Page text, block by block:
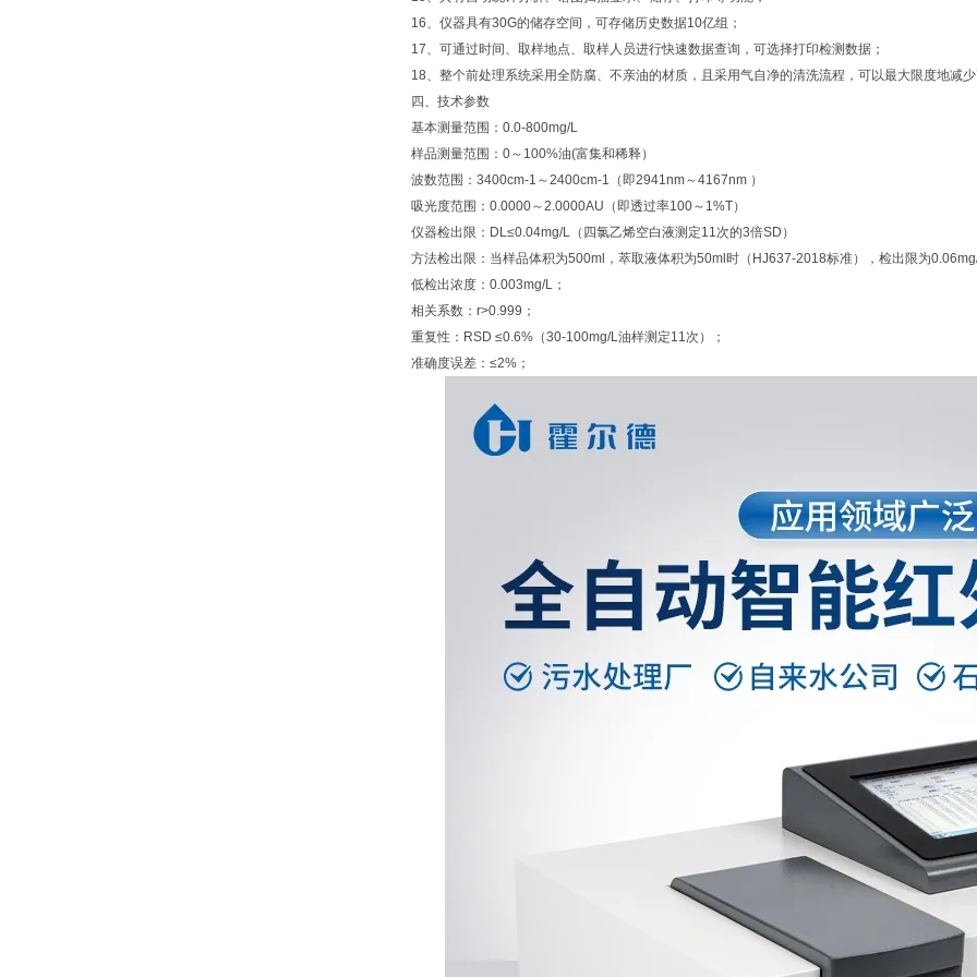
16、仪器具有30G的储存空间，可存储历史数据10亿组；
17、可通过时间、取样地点、取样人员进行快速数据查询，可选择打印检测数据；
18、整个前处理系统采用全防腐、不亲油的材质，且采用气自净的清洗流程，可以最大限度地减
四、技术参数
基本测量范围：0.0-800mg/L
样品测量范围：0～100%油(富集和稀释）
波数范围：3400cm-1～2400cm-1（即2941nm～4167nm ）
吸光度范围：0.0000～2.0000AU（即透过率100～1%T）
仪器检出限：DL≤0.04mg/L（四氯乙烯空白液测定11次的3倍SD）
方法检出限：当样品体积为500ml，萃取液体积为50ml时（HJ637-2018标准），检出限为0.06mg/
低检出浓度：0.003mg/L；
相关系数：r>0.999；
重复性：RSD ≤0.6%（30-100mg/L油样测定11次）；
准确度误差：≤2%；